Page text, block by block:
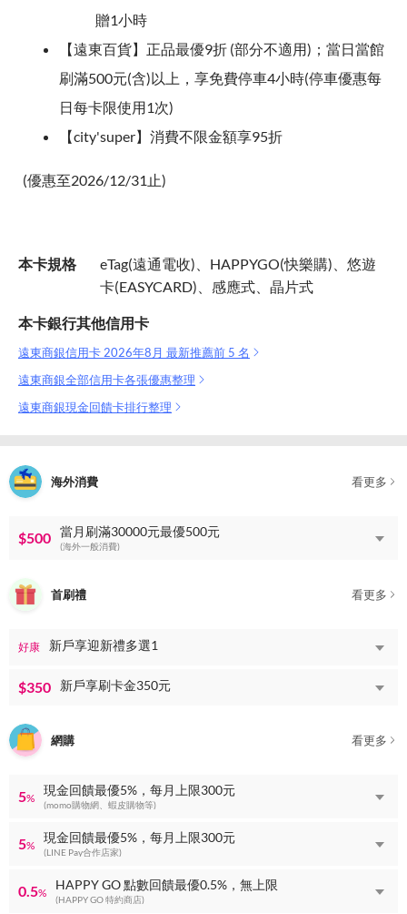
贈1小時
【遠東百貨】正品最優9折 (部分不適用)；當日當館
刷滿500元(含)以上，享免費停車4小時(停車優惠每
日每卡限使用1次)
【city'super】消費不限金額享95折
(優惠至2026/12/31止)
本卡規格
eTag(遠通電收)、HAPPYGO(快樂購)、悠遊
卡(EASYCARD)、感應式、晶片式
本卡銀行其他信用卡
遠東商銀信用卡 2026年8月 最新推薦前 5 名
遠東商銀全部信用卡各張優惠整理
遠東商銀現金回饋卡排行整理
海外消費 看更多
$500 當月刷滿30000元最優500元
(海外一般消費)
首刷禮 看更多
好康 新戶享迎新禮多選1
$350 新戶享刷卡金350元
網購 看更多
5%
現金回饋最優5%，每月上限300元
(momo購物網、蝦皮購物等)
5%
現金回饋最優5%，每月上限300元
(LINE Pay合作店家)
0.5%
HAPPY GO 點數回饋最優0.5%，無上限
(HAPPY GO 特約商店)